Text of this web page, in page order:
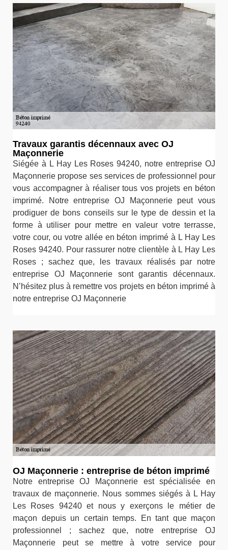
Travaux garantis décennaux avec OJ
Maçonnerie
Siégée à L Hay Les Roses 94240, notre entreprise OJ
Maçonnerie propose ses services de professionnel pour
vous accompagner à réaliser tous vos projets en béton
imprimé. Notre entreprise OJ Maçonnerie peut vous
prodiguer de bons conseils sur le type de dessin et la
forme à utiliser pour mettre en valeur votre terrasse,
votre cour, ou votre allée en béton imprimé à L Hay Les
Roses 94240. Pour rassurer notre clientèle à L Hay Les
Roses ; sachez que, les travaux réalisés par notre
entreprise OJ Maçonnerie sont garantis décennaux.
N’hésitez plus à remettre vos projets en béton imprimé à
notre entreprise OJ Maçonnerie
OJ Maçonnerie : entreprise de béton imprimé
Notre entreprise OJ Maçonnerie est spécialisée en
travaux de maçonnerie. Nous sommes siégés à L Hay
Les Roses 94240 et nous y exerçons le métier de
maçon depuis un certain temps. En tant que maçon
professionnel ; sachez que, notre entreprise OJ
Maçonnerie peut se mettre à votre service pour